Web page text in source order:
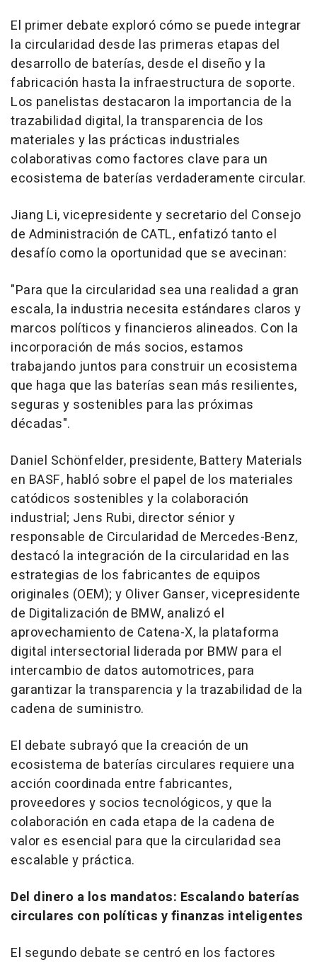
El primer debate exploró cómo se puede integrar
la circularidad desde las primeras etapas del
desarrollo de baterías, desde el diseño y la
fabricación hasta la infraestructura de soporte.
Los panelistas destacaron la importancia de la
trazabilidad digital, la transparencia de los
materiales y las prácticas industriales
colaborativas como factores clave para un
ecosistema de baterías verdaderamente circular.
Jiang Li, vicepresidente y secretario del Consejo
de Administración de CATL, enfatizó tanto el
desafío como la oportunidad que se avecinan:
"Para que la circularidad sea una realidad a gran
escala, la industria necesita estándares claros y
marcos políticos y financieros alineados. Con la
incorporación de más socios, estamos
trabajando juntos para construir un ecosistema
que haga que las baterías sean más resilientes,
seguras y sostenibles para las próximas
décadas".
Daniel Schönfelder, presidente, Battery Materials
en BASF, habló sobre el papel de los materiales
catódicos sostenibles y la colaboración
industrial; Jens Rubi, director sénior y
responsable de Circularidad de Mercedes-Benz,
destacó la integración de la circularidad en las
estrategias de los fabricantes de equipos
originales (OEM); y Oliver Ganser, vicepresidente
de Digitalización de BMW, analizó el
aprovechamiento de Catena-X, la plataforma
digital intersectorial liderada por BMW para el
intercambio de datos automotrices, para
garantizar la transparencia y la trazabilidad de la
cadena de suministro.
El debate subrayó que la creación de un
ecosistema de baterías circulares requiere una
acción coordinada entre fabricantes,
proveedores y socios tecnológicos, y que la
colaboración en cada etapa de la cadena de
valor es esencial para que la circularidad sea
escalable y práctica.
Del dinero a los mandatos: Escalando baterías
circulares con políticas y finanzas inteligentes
El segundo debate se centró en los factores